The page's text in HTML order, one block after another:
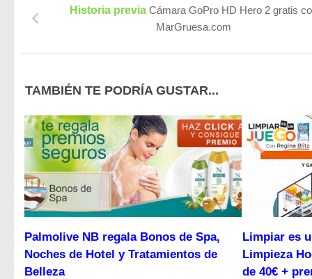
Historia previa Cámara GoPro HD Hero 2 gratis
MarGruesa.com
TAMBIÉN TE PODRÍA GUSTAR...
Palmolive NB regala Bonos de Spa,
Noches de Hotel y Tratamientos de
Belleza
Limpiar es
Limpieza
de 40€ +